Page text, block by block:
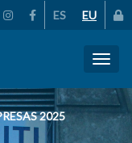
ES EU
2025